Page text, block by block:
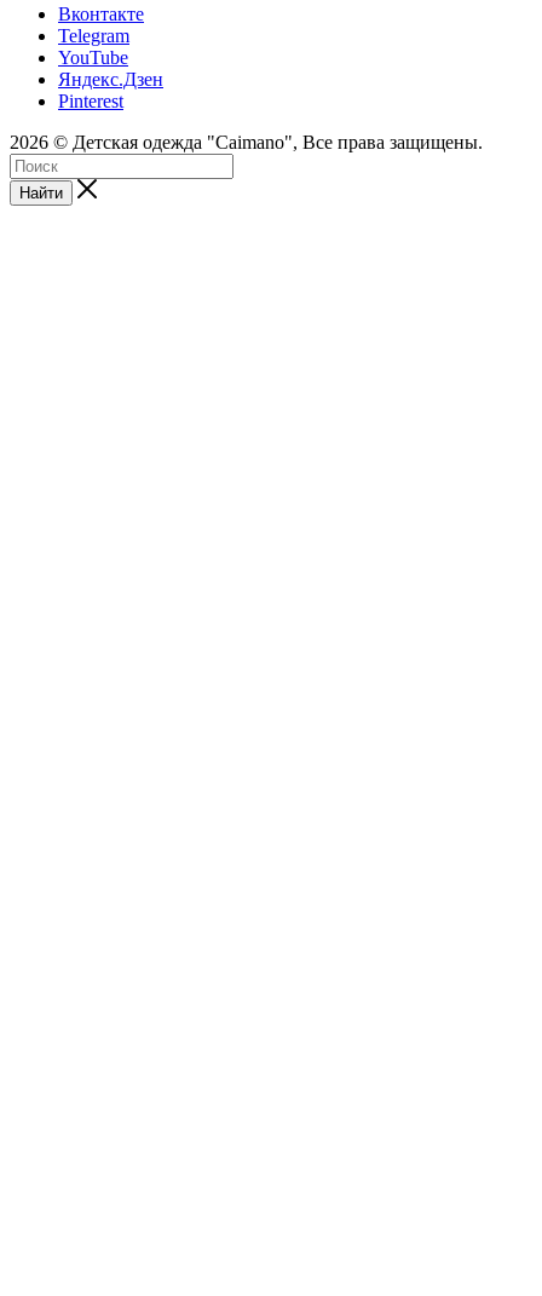
Вконтакте
Telegram
YouTube
Яндекс.Дзен
Pinterest
2026 © Детская одежда "Caimano", Все права защищены.
Найти